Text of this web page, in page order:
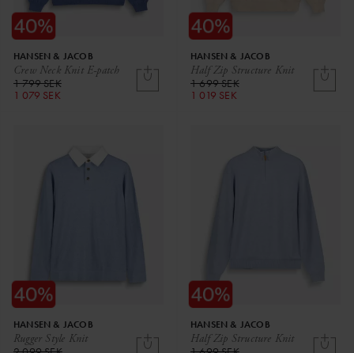
Crew Neck Knit E-patch
HANSEN & JACOB
1 799 SEK
1 079 SEK
Half Zip Structure Knit
HANSEN & JACOB
1 699 SEK
1 019 SEK
Rugger Style Knit
HANSEN & JACOB
Half Zip Structure Knit
HANSEN & JACOB